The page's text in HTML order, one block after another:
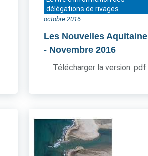
délégations de rivages
octobre 2016
Les Nouvelles Aquitaine
- Novembre 2016
Télécharger la version .pdf